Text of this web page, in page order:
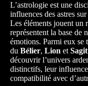
L’astrologie est une
influences des astres
Les éléments jouent un
représentent la base de
émotions. Parmi eux se
du Bélier, Lion et
découvrir l’univers
distinctifs, leur
compatibilité avec